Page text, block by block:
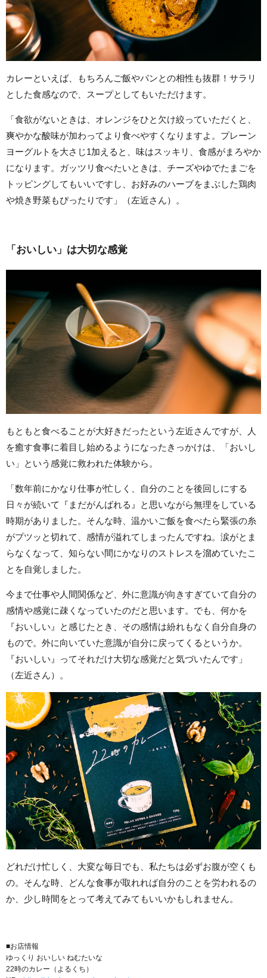
カレーといえば、もちろんご飯やパンとの相性も抜群！サラリ
とした食感なので、スープとしてもいただけます。
「食欲がないときは、オレンジをひと欠け絞っていただくと、
爽やかな酸味が加わってより食べやすくなりますよ。プレーン
ヨーグルトを大さじ1加えると、味はスッキリ、食感がまろやか
になります。ガッツリ食べたいときは、チーズやゆでたまごを
トッピングしてもいいですし、お好みのハーブをまぶした鶏肉
や焼き野菜もぴったりです」（左近さん）。
「おいしい」は大切な感覚
もともと食べることが大好きだったという左近さんですが、人
を癒す食事に着目し始めるようになったきっかけは、「おいし
い」という感覚に救われた体験から。
「数年前にかなり仕事が忙しく、自分のことを後回しにする
日々が続いて『まだがんばれる』と思いながら無理をしている
時期がありました。そんな時、温かいご飯を食べたら緊張の糸
がプツッと切れて、感情が溢れてしまったんですね。涙がとま
らなくなって、知らない間にかなりのストレスを溜めていたこ
とを自覚しました。
今まで仕事や人間関係など、外に意識が向きすぎていて自分の
感情や感覚に疎くなっていたのだと思います。でも、何かを
『おいしい』と感じたとき、その感情は紛れもなく自分自身の
もので。外に向いていた意識が自分に戻ってくるというか。
『おいしい』ってそれだけ大切な感覚だと気づいたんです」
（左近さん）。
どれだけ忙しく、大変な毎日でも、私たちは必ずお腹が空くも
の。そんな時、どんな食事が取れれば自分のことを労われるの
か、少し時間をとって考えてみてもいいかもしれません。
■お店情報
ゆっくり おいしい ねむたいな
22時のカレー（よるくち）